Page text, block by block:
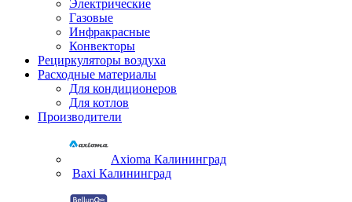
Электрические
Газовые
Инфракрасные
Конвекторы
Рециркуляторы воздуха
Расходные материалы
Для кондиционеров
Для котлов
Производители
Axioma Калининград
Baxi Калининград